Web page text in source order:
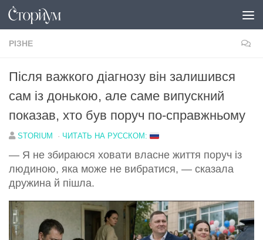
Перейти до вмісту
РІЗНЕ
Після важкого діагнозу він залишився
сам із донькою, але саме випускний
показав, хто був поруч по-справжньому
STORIUM · ЧИТАТЬ НА РУССКОМ:
— Я не збираюся ховати власне життя поруч із
людиною, яка може не вибратися, — сказала
дружина й пішла.